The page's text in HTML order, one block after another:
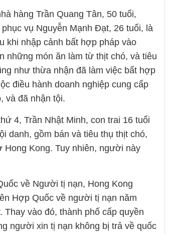
hàng Trần Quang Tân, 50 tuổi,
vụ Nguyễn Mạnh Đạt, 26 tuổi, là
khi nhập cảnh bất hợp pháp vào
những món ăn làm từ thịt chó, và tiêu
như thừa nhận đã làm việc bất hợp
điều hành doanh nghiệp cung cấp
và đã nhận tội.
4, Trần Nhật Minh, con trai 16 tuổi
danh, gồm bán và tiêu thụ thịt chó,
Kong. Tuy nhiên, người này
về Người tị nạn, Hong Kong
Hợp Quốc về người tị nạn năm
Thay vào đó, thành phố cấp quyền
người xin tị nạn không bị trả về quốc